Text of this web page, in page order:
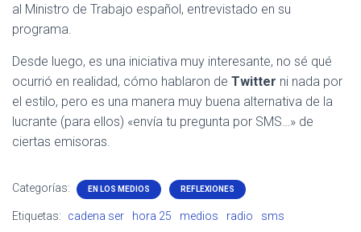
al Ministro de Trabajo español, entrevistado en su
programa.
Desde luego, es una iniciativa muy interesante, no sé qué
ocurrió en realidad, cómo hablaron de Twitter ni nada por
el estilo, pero es una manera muy buena alternativa de la
lucrante (para ellos) «envía tu pregunta por SMS…» de
ciertas emisoras.
Categorías: EN LOS MEDIOS REFLEXIONES
Etiquetas: cadena ser hora 25 medios radio sms